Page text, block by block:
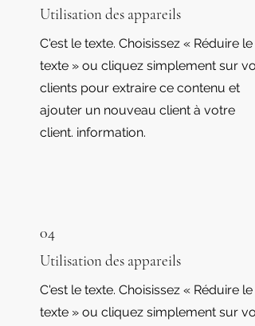
Utilisation des appareils
C'est le texte. Choisissez « Réduire le
texte » ou cliquez simplement sur vos
clients pour extraire ce contenu et
ajouter un nouveau client à votre
client. information.
04
Utilisation des appareils
C'est le texte. Choisissez « Réduire le
texte » ou cliquez simplement sur vos